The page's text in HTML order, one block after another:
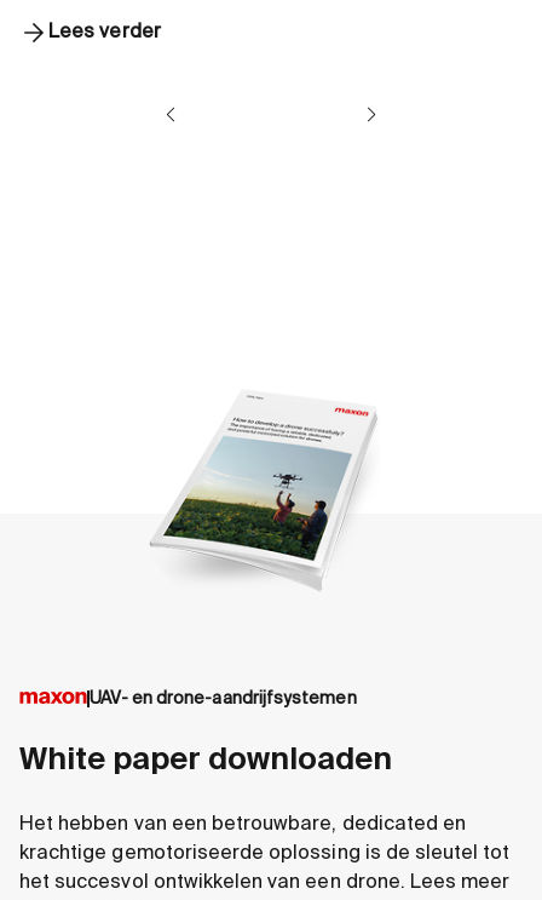
Lees verder
UAV- en drone-aandrijfsystemen
White paper downloaden
Het hebben van een betrouwbare, dedicated en
krachtige gemotoriseerde oplossing is de sleutel tot
het succesvol ontwikkelen van een drone. Lees meer